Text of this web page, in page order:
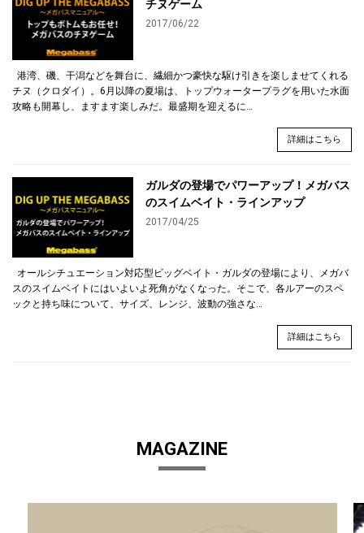
チヌゲーム
2017/06/22
港湾、磯、干潟などを舞台に、繊細かつ豪快な駆け引きを楽しませてくれる
チヌ（クロダイ）。6月以降の夏場は、トップウォータープラグを用いた水面
攻略も開幕し、ますます楽しみだ。最盛期を迎えるに…
詳細はこちら
ガルダの登場でパワーアップ！メガバス
のスイムベイト・ラインアップ
2017/04/25
オールシチュエーション対応型ビッグベイト・ガルダの登場により、メガバ
スのスイムベイトにはいよいよ死角がなくなった。そこで、各ルアーのスペ
ックと持ち味について、サイズ、レンジ、波動の強さな…
詳細はこちら
MAGAZINE